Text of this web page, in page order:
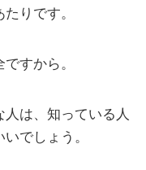
りです。
すから。
は、知っている人
でしょう。